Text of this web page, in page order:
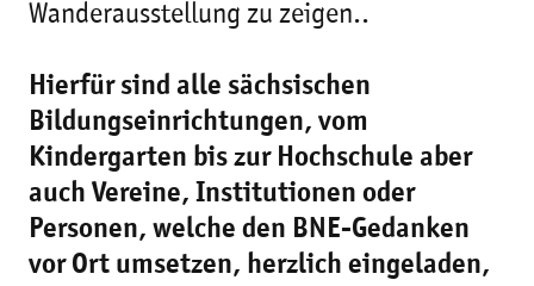
Wanderausstellung zu zeigen..
Hierfür sind alle sächsischen
Bildungseinrichtungen, vom
Kindergarten bis zur Hochschule aber
auch Vereine, Institutionen oder
Personen, welche den BNE-Gedanken
vor Ort umsetzen, herzlich eingeladen,